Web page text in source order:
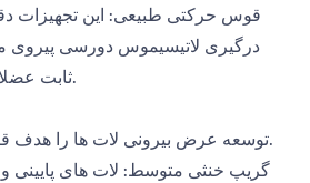
قوس حرکتی طبیعی: این تجهیزات
درگیری لاتیسیموس دورسی پیروی
ثابت عضلانی در کل دامنه حرکتی.
Wide Grip: توسعه عرض بیرونی لات ها را هدف قرار می دهد.
گریپ خنثی متوسط: لات های پایینی